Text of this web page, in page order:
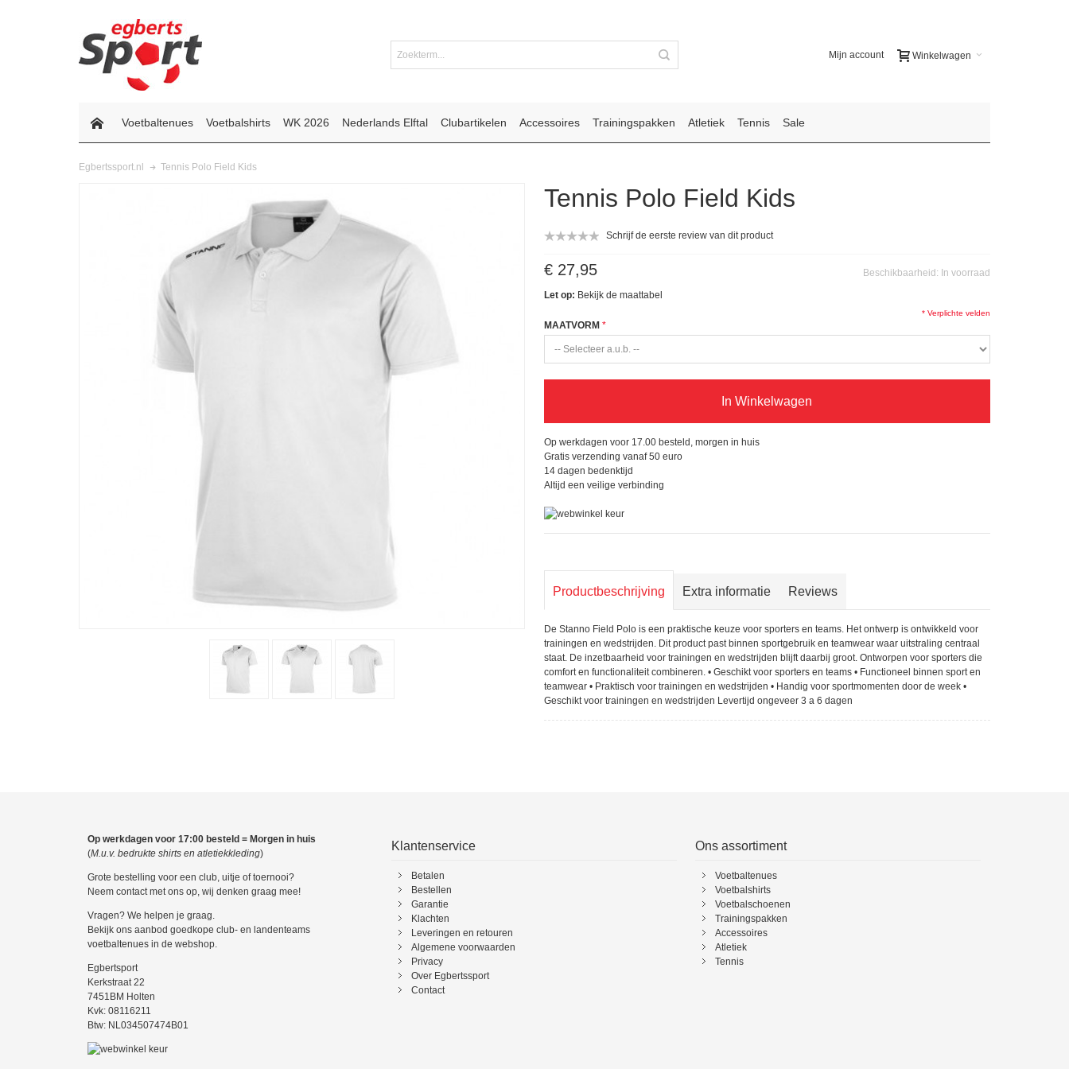
Winkelwagen
Mijn account
Voetbaltenues Voetbalshirts WK 2026 Nederlands Elftal Clubartikelen Accessoires Trainingspakken Atletiek Tennis Sale
Egbertssport.nl Tennis Polo Field Kids
Tennis Polo Field Kids
Schrijf de eerste review van dit product
Beschikbaarheid: In voorraad
€ 27,95
Let op: Bekijk de maattabel
MAATVORM
* Verplichte velden
In Winkelwagen
Op werkdagen voor 17.00 besteld, morgen in huis
Gratis verzending vanaf 50 euro
14 dagen bedenktijd
Altijd een veilige verbinding
Productbeschrijving Extra informatie Reviews
De Stanno Field Polo is een praktische keuze voor sporters en teams. Het ontwerp is ontwikkeld voor
trainingen en wedstrijden. Dit product past binnen sportgebruik en teamwear waar uitstraling centraal
staat. De inzetbaarheid voor trainingen en wedstrijden blijft daarbij groot. Ontworpen voor sporters die
comfort en functionaliteit combineren. • Geschikt voor sporters en teams • Functioneel binnen sport en
teamwear • Praktisch voor trainingen en wedstrijden • Handig voor sportmomenten door de week •
Geschikt voor trainingen en wedstrijden Levertijd ongeveer 3 a 6 dagen
Op werkdagen voor 17:00 besteld = Morgen in huis
(M.u.v. bedrukte shirts en atletiekkleding)
Grote bestelling voor een club, uitje of toernooi?
Neem contact met ons op, wij denken graag mee!
Vragen? We helpen je graag.
Bekijk ons aanbod goedkope club- en landenteams
voetbaltenues in de webshop.
Egbertsport
Kerkstraat 22
7451BM Holten
Kvk: 08116211
Btw: NL034507474B01
Klantenservice
Betalen
Bestellen
Garantie
Klachten
Leveringen en retouren
Algemene voorwaarden
Privacy
Over Egbertssport
Contact
Ons assortiment
Voetbaltenues
Voetbalshirts
Voetbalschoenen
Trainingspakken
Accessoires
Atletiek
Tennis